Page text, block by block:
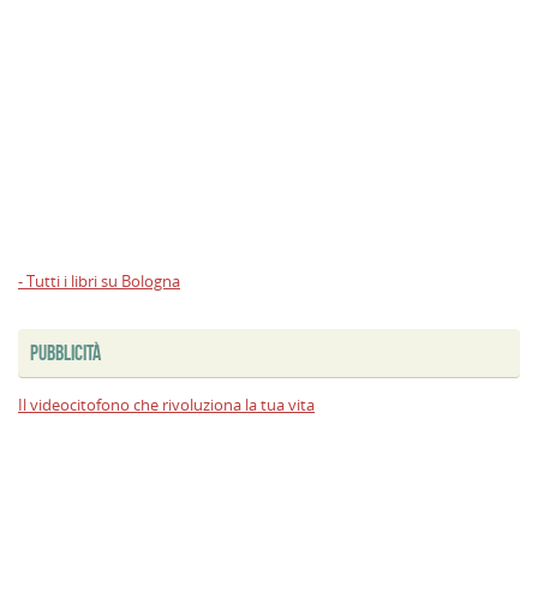
- Tutti i libri su Bologna
PUBBLICITÀ
Il videocitofono che rivoluziona la tua vita